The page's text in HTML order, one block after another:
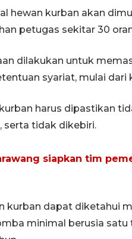
hewan kurban akan
petugas sekitar 30
dilakukan untuk
syariat, mulai dari
harus dipastikan
serta tidak dikebiri.
siapkan tim
kurban dapat diketahui
minimal berusia satu